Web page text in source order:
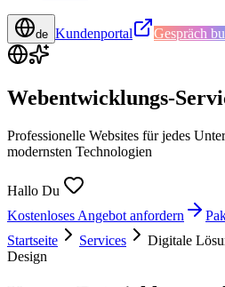
de Kundenportal Gespräch
Webentwicklungs-
Professionelle Websites für jedes
modernsten Technologien
Hallo Du
Kostenloses Angebot anfordern
Startseite
Services Digitale
Design